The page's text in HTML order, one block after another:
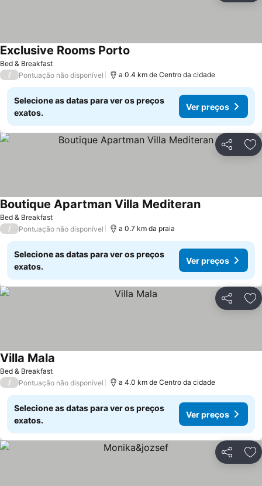
Bed & Breakfast
Exclusive Rooms Porto
/ Pontuação não disponível a 0.4 km de Centro da cidade
Selecione as datas para ver os preços
exatos.
Ver preços
Partilhar
Bed & Breakfast
Boutique Apartman Villa Mediteran
/ Pontuação não disponível a 0.7 km da praia
Selecione as datas para ver os preços
exatos.
Ver preços
Partilhar
Bed & Breakfast
Villa Mala
/ Pontuação não disponível a 4.0 km de Centro da cidade
Selecione as datas para ver os preços
exatos.
Ver preços
Partilhar